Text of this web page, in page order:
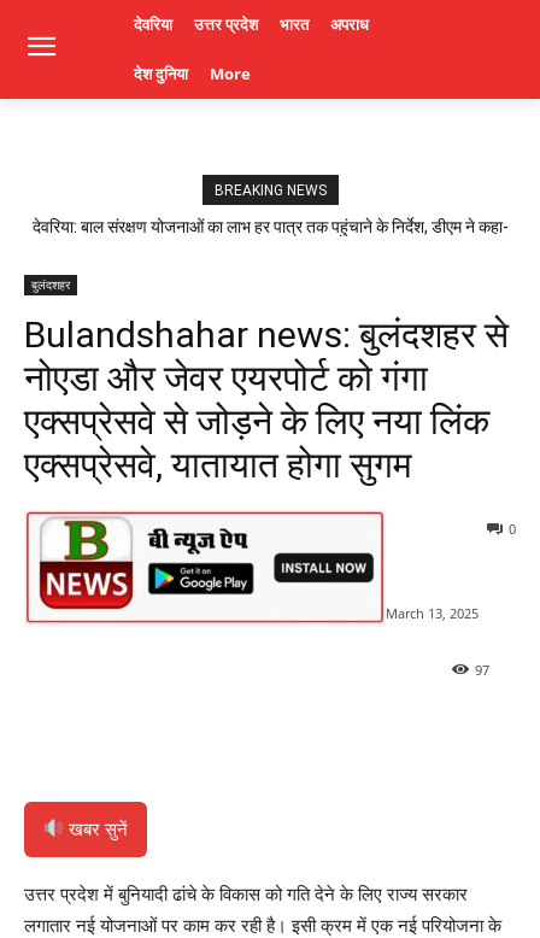
देवरिया उत्तर प्रदेश भारत अपराध
देश दुनिया More
BREAKING NEWS
देवरिया: बाल संरक्षण योजनाओं का लाभ हर पात्र तक पहुंचाने के निर्देश, डीएम ने कहा-
बुलंदशहर
Bulandshahar news: बुलंदशहर से
नोएडा और जेवर एयरपोर्ट को गंगा
एक्सप्रेसवे से जोड़ने के लिए नया लिंक
एक्सप्रेसवे, यातायात होगा सुगम
March 13, 2025
0
97
खबर सुनें
उत्तर प्रदेश में बुनियादी ढांचे के विकास को गति देने के लिए राज्य सरकार
लगातार नई योजनाओं पर काम कर रही है। इसी क्रम में एक नई परियोजना के